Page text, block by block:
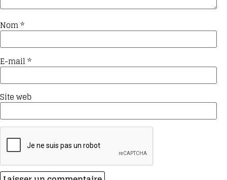
Nom*
E-mail*
Site web